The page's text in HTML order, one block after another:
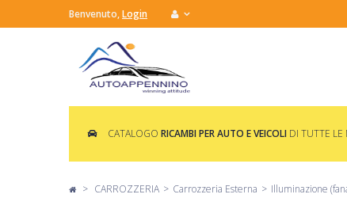
Benvenuto,Login
CATALOGO RICAMBI PER AUTO E VEICOLI DI TUTTE LE
> CARROZZERIA > Carrozzeria Esterna > Illuminazione